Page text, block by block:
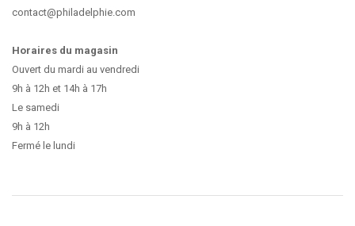
contact@philadelphie.com
Horaires du magasin
Ouvert du mardi au vendredi
9h à 12h et 14h à 17h
Le samedi
9h à 12h
Fermé le lundi